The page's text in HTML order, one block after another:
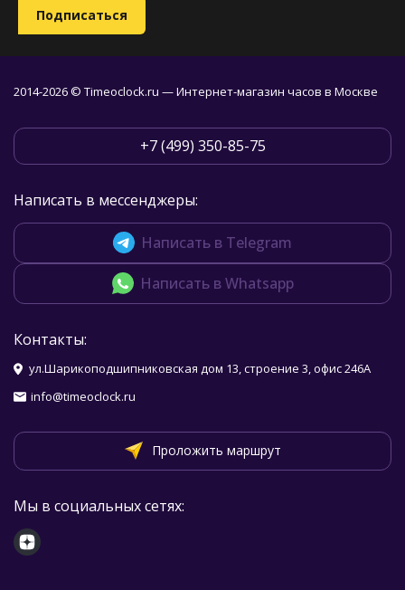
2014-2026 © Timeoclock.ru — Интернет-магазин часов в Москве
+7 (499) 350-85-75
Написать в мессенджеры:
Написать в Telegram
Написать в Whatsapp
Контакты:
ул.Шарикоподшипниковская дом 13, строение 3, офис 246А
info@timeoclock.ru
Проложить маршрут
Мы в социальных сетях: